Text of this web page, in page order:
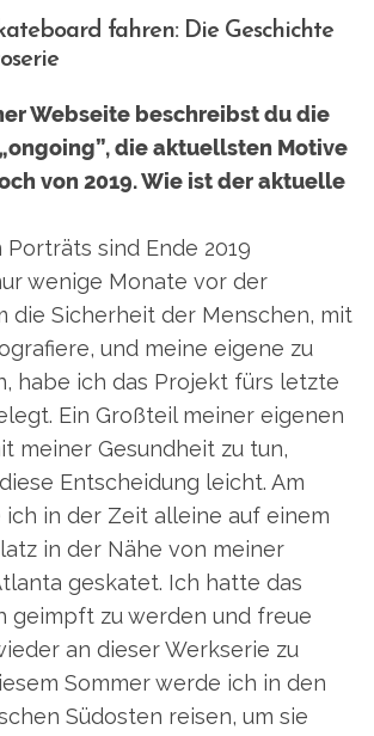
fahren: Die Geschichte
Webseite beschreibst du die
die aktuellsten Motive
von 2019. Wie ist der aktuelle
sind Ende 2019
wenige Monate vor der
die Sicherheit der Menschen, mit
und meine eigene zu
habe ich das Projekt fürs letzte
Ein Großteil meiner eigenen
meiner Gesundheit zu tun,
Entscheidung leicht. Am
in der Zeit alleine auf einem
in der Nähe von meiner
geskatet. Ich hatte das
geimpft zu werden und freue
an dieser Werkserie zu
Sommer werde ich in den
Südosten reisen, um sie